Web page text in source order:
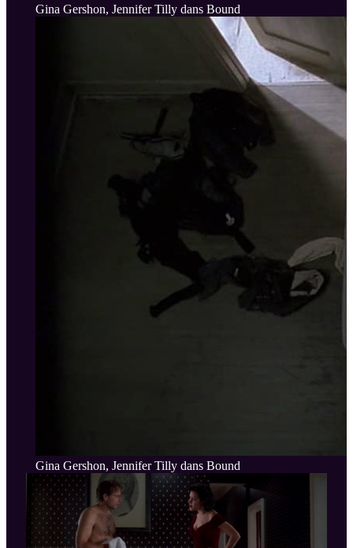
Gina Gershon, Jennifer Tilly dans Bound
Gina Gershon, Jennifer Tilly dans Bound